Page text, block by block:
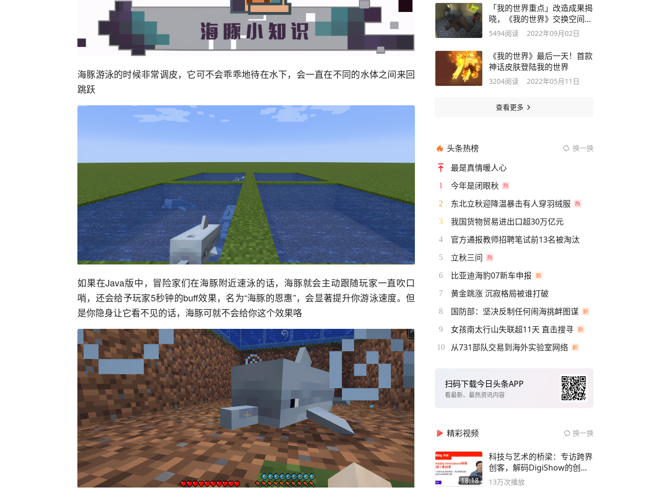
海豚游泳的时候非常调皮，它可不会乖乖地待在水下，会一直在不同的水体之间来回
跳跃
如果在Java版中，冒险家们在海豚附近速泳的话，海豚就会主动跟随玩家一直吹口
哨，还会给予玩家5秒钟的buff效果，名为“海豚的恩惠”，会显著提升你游泳速度。但
是你隐身让它看不见的话，海豚可就不会给你这个效果咯
「我的世界重点」改造成果揭
晓，《我的世界》交换空间精
彩继续
5494阅读 2022年09月02日
《我的世界》最后一天！首款
神话皮肤登陆我的世界
3204阅读 2022年05月11日
查看更多
头条热榜 换一换
最是真情暖人心
1 今年是闭眼秋
2 东北立秋迎降温暴击有人穿羽绒服
3 我国货物贸易进出口超30万亿元
4 官方通报教师招聘笔试前13名被淘汰
5 立秋三问
6 比亚迪海豹07新车申报
7 黄金跳涨 沉寂格局被谁打破
8 国防部：坚决反制任何闹海挑衅图谋
9 女孩南太行山失联超11天 直击搜寻
10 从731部队交易到海外实验室网络
扫码下载今日头条APP
看最新、最热资讯内容
精彩视频 换一换
18:18
科技与艺术的桥梁：专访跨界
创客，解码DigiShow的创新
之路
13万次播放